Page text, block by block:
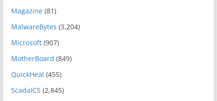
Magazine(81)
MalwareBytes (3,204)
Microsoft(907)
MotherBoard (849)
QuickHeal (455)
ScadaICS (2,845)